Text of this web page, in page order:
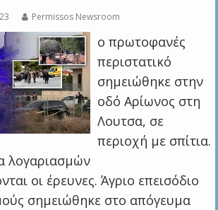
Permissos Newsroom
ο πρωτοφανές
περιστατικό
σημειώθηκε στην
οδό Αρίωνος στη
Λουτσα, σε
περιοχή με σπίτια.
λογαριασμών
οι έρευνες. Άγριο επεισόδιο
σημειώθηκε στο απόγευμα